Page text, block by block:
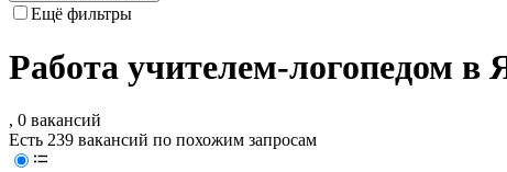
Ещё фильтры
Работа учителем-логопедом в
, 0 вакансий
Есть 239 вакансий по похожим запросам